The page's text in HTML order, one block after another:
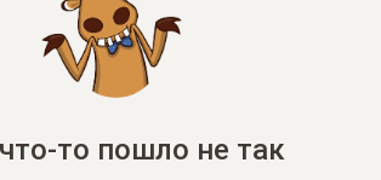
то пошло не так